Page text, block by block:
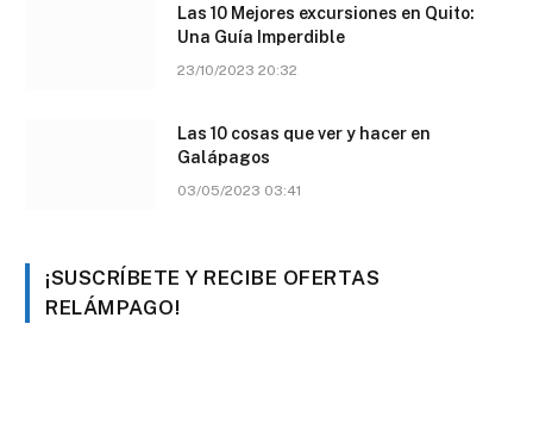
Las 10 Mejores excursiones en Quito:
Una Guía Imperdible
23/10/2023 20:32
Las 10 cosas que ver y hacer en
Galápagos
03/05/2023 03:41
¡SUSCRÍBETE Y RECIBE OFERTAS
RELÁMPAGO!